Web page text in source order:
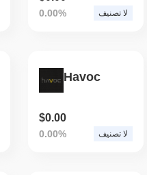
0.00% لا تصنيف
Havoc
$0.00
0.00% لا تصنيف